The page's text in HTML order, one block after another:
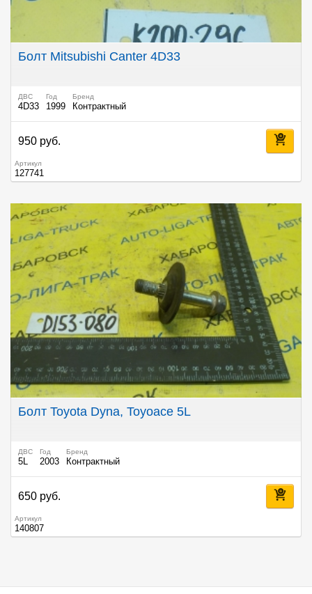
Болт Mitsubishi Canter 4D33
ДВС
4D33
Год
1999
Бренд
Контрактный
950 руб.
Артикул
127741
Болт Toyota Dyna, Toyoace 5L
ДВС
5L
Год
2003
Бренд
Контрактный
650 руб.
Артикул
140807